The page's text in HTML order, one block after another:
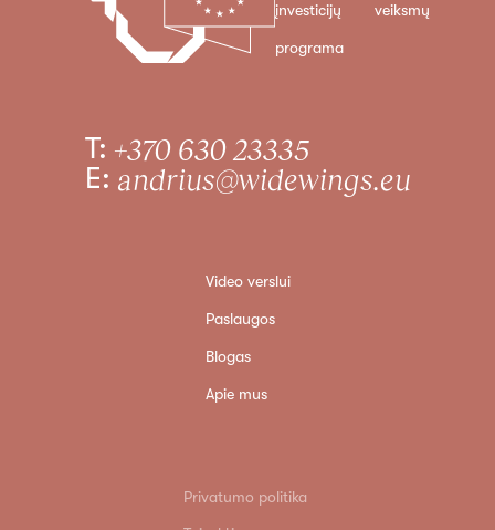
įnvesticijų veiksmų
programa
T: +370 630 23335
E: andrius@widewings.eu
Video verslui
Paslaugos
Blogas
Apie mus
Privatumo politika